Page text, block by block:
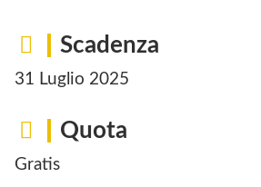
Scadenza
31 Luglio 2025
Quota
Gratis